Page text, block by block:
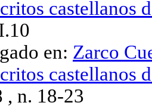
castellanos
en: Zarco
castellanos
n. 18-23